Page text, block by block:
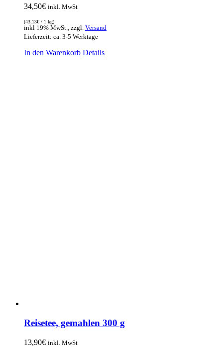
34,50€ inkl. MwSt
(43,13€ / 1 kg)
inkl 19% MwSt., zzgl. Versand
Lieferzeit: ca. 3-5 Werktage
In den Warenkorb Details
Reisetee, gemahlen 300 g
13,90€ inkl. MwSt